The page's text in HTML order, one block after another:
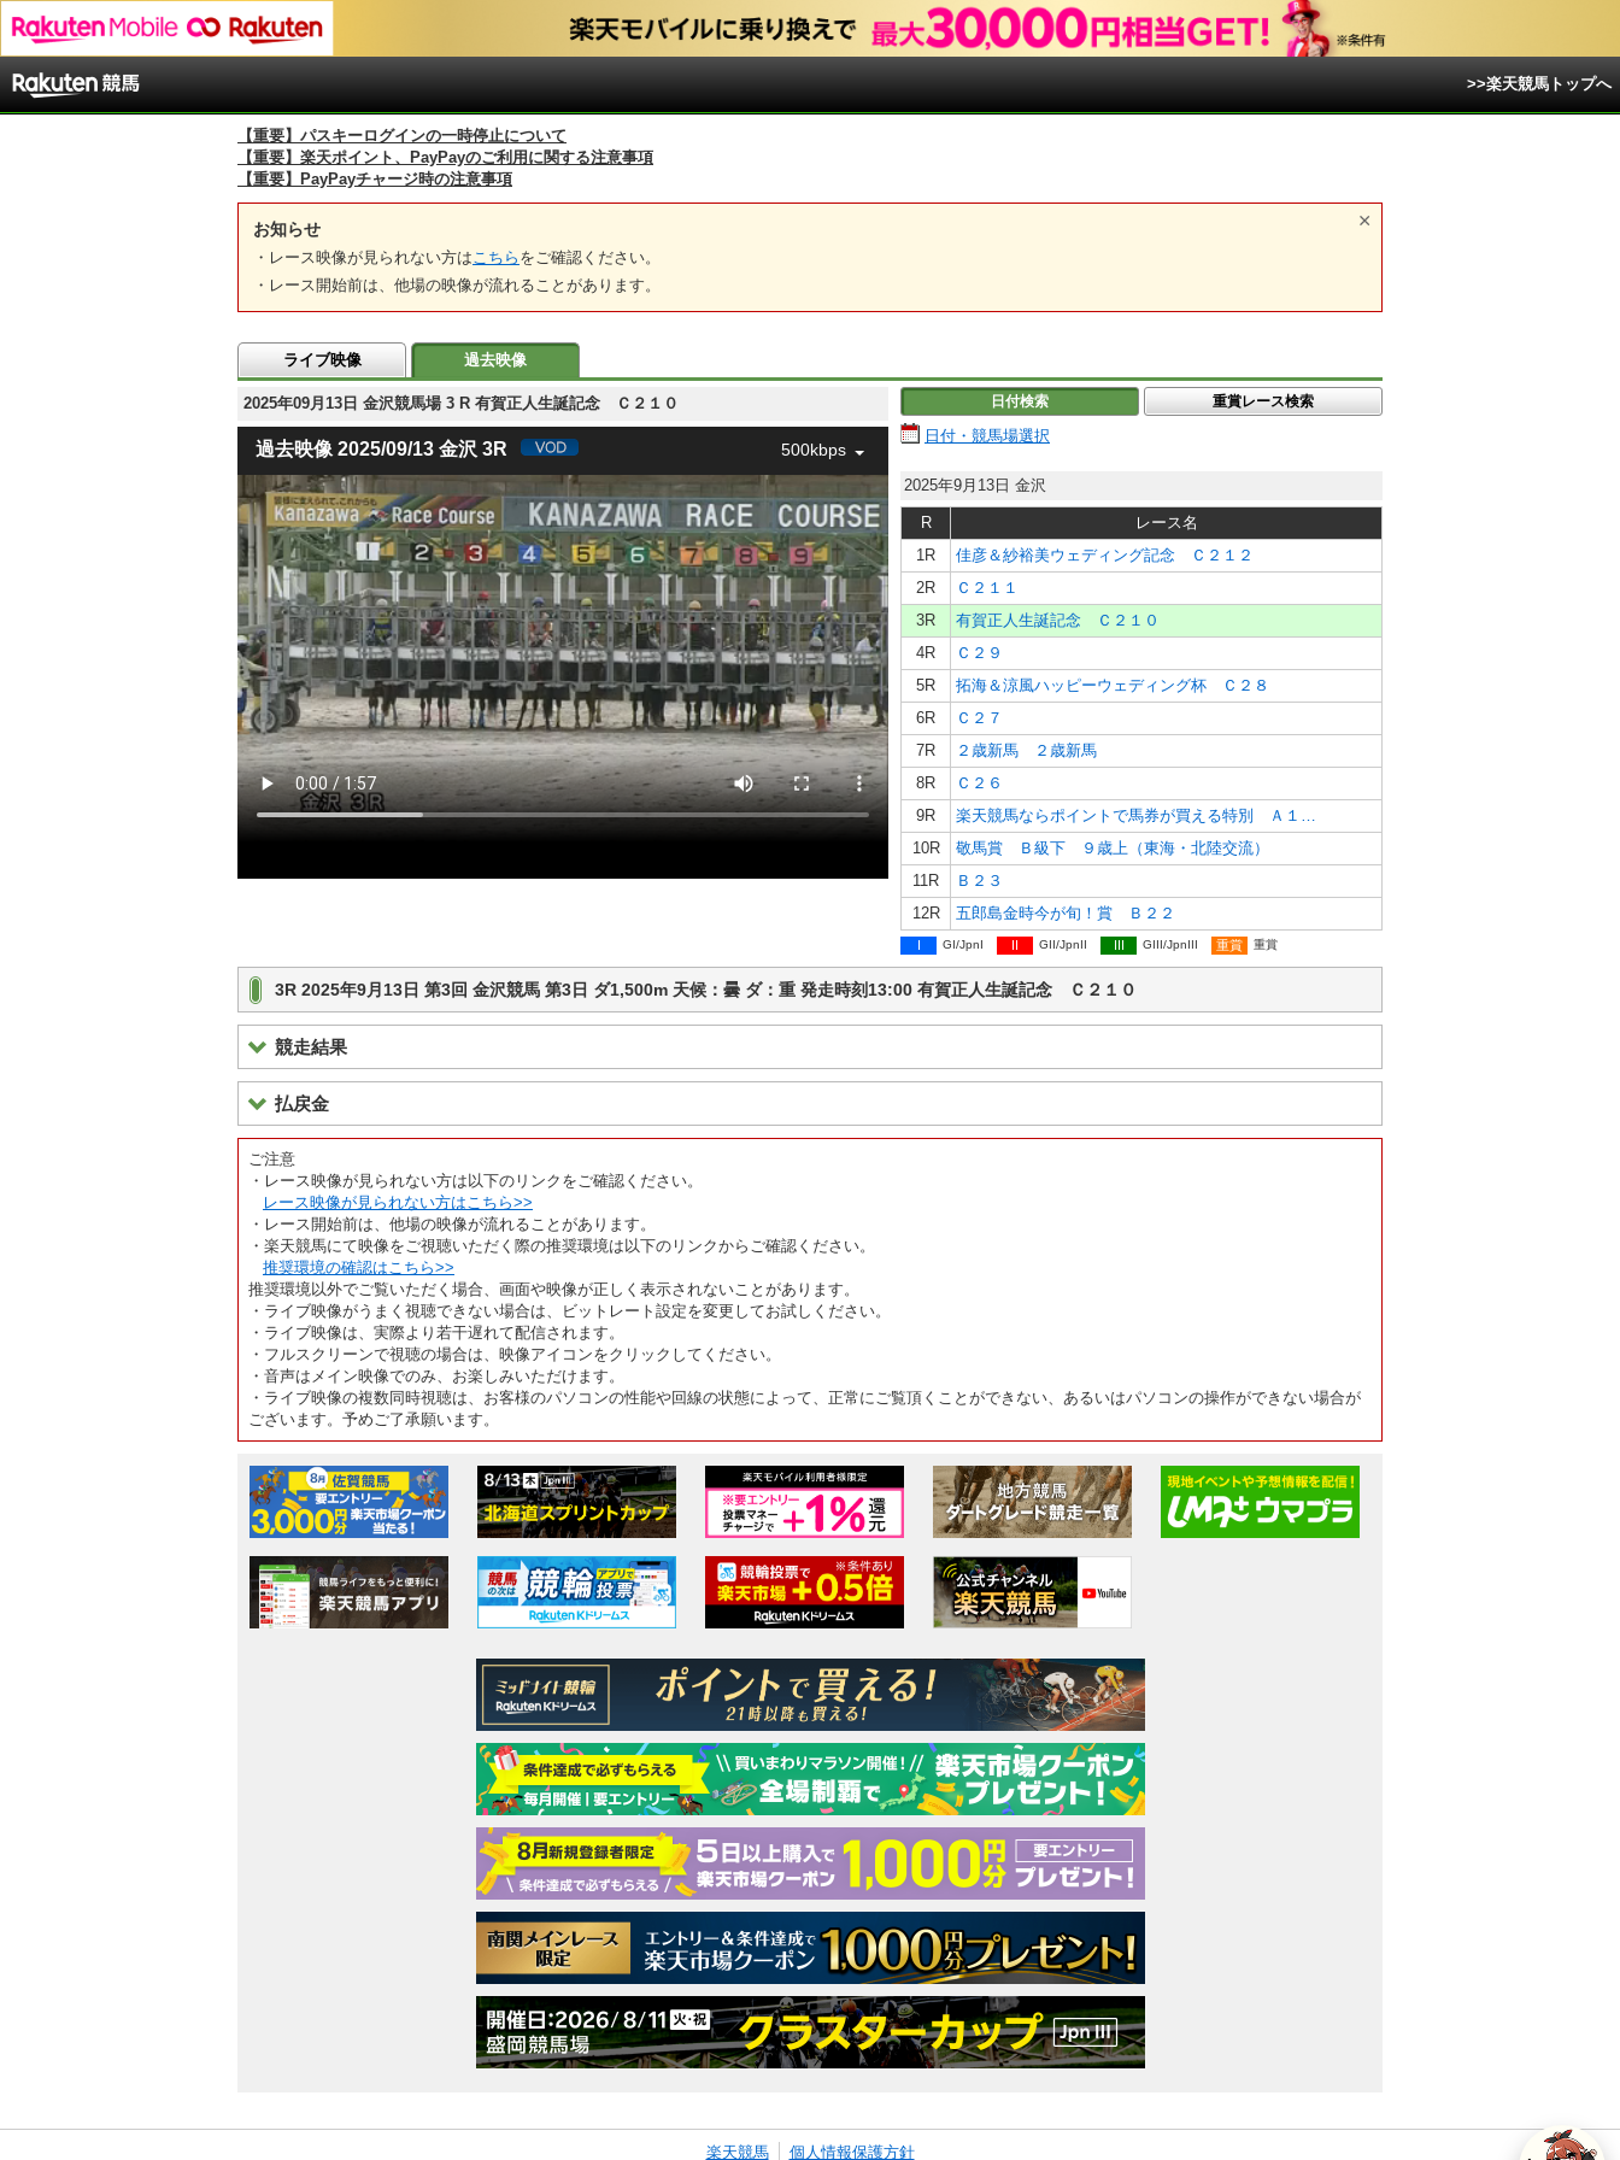
>>楽天競馬トップへ
【重要】パスキーログインの一時停止について
【重要】楽天ポイント、PayPayのご利用に関する注意事項
【重要】PayPayチャージ時の注意事項
お知らせ
・レース映像が見られない方は こちら をご確認ください。
・レース開始前は、他場の映像が流れることがあります。
ライブ映像 過去映像
2025年09月13日 金沢競馬場 3 R 有賀正人生誕記念 Ｃ２１０
過去映像 2025/09/13 金沢 3R 500kbps
日付検索 重賞レース検索
日付・競馬場選択
2025年9月13日 金沢
R
レース名
1R
佳彦＆紗裕美ウェディング記念 Ｃ２１２
2R
Ｃ２１１
3R
有賀正人生誕記念 Ｃ２１０
4R
Ｃ２９
5R
拓海＆涼風ハッピーウェディング杯 Ｃ２８
6R
Ｃ２７
7R
２歳新馬 ２歳新馬
8R
Ｃ２６
9R
10R
敬馬賞 Ｂ級下 ９歳上（東海・北陸交流）
11R
Ｂ２３
12R
五郎島金時今が旬！賞 Ｂ２２
I GI/JpnI II GII/JpnII III GIII/JpnIII 重賞 重賞
3R 2025年9月13日 第3回 金沢競馬 第3日 ダ1,500m 天候：曇 ダ：重 発走時刻13:00 有賀正人生誕記念 Ｃ２１０
競走結果
払戻金
ご注意
・レース映像が見られない方は以下のリンクをご確認ください。
レース映像が見られない方はこちら>>
・レース開始前は、他場の映像が流れることがあります。
・楽天競馬にて映像をご視聴いただく際の推奨環境は以下のリンクからご確認ください。
推奨環境の確認はこちら>>
推奨環境以外でご覧いただく場合、画面や映像が正しく表示されないことがあります。
・ライブ映像がうまく視聴できない場合は、ビットレート設定を変更してお試しください。
・ライブ映像は、実際より若干遅れて配信されます。
・フルスクリーンで視聴の場合は、映像アイコンをクリックしてください。
・音声はメイン映像でのみ、お楽しみいただけます。
・ライブ映像の複数同時視聴は、お客様のパソコンの性能や回線の状態によって、正常にご覧頂くことができない、あるいはパソコンの操作ができない場合が
ございます。予めご了承願います。
楽天競馬 個人情報保護方針